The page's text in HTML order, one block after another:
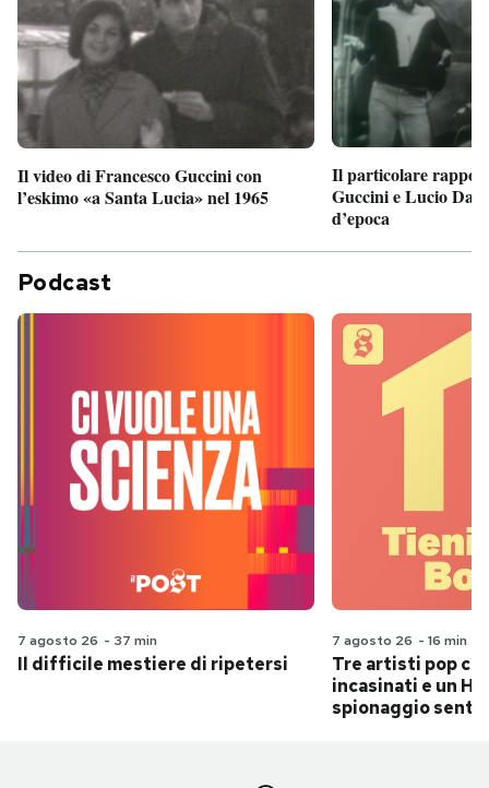
Il video di Francesco Guccini con
l’eskimo «a Santa Lucia» nel 1965
Il particolare
Guccini e Lucio
d’epoca
Podcast
7 agosto 26 - 37 min
Il difficile mestiere di ripetersi
7 agosto 26 - 16 min
Tre artisti pop
incasinati e un
spionaggio